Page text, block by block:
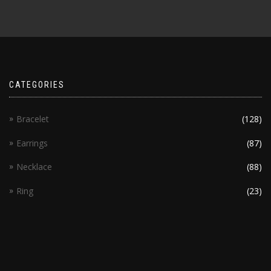
CATEGORIES
Bracelet (128)
Earrings (87)
Necklace (88)
Ring (23)